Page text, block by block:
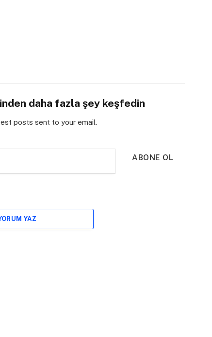
daha fazla şey keşfedin
posts sent to your email.
ABONE OL
YAZ